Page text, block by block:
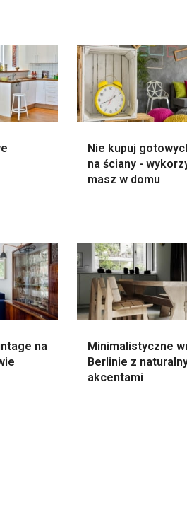
Nie kupuj
na ściany -
masz w domu
na
Minimalistyczne
Berlinie z
akcentami